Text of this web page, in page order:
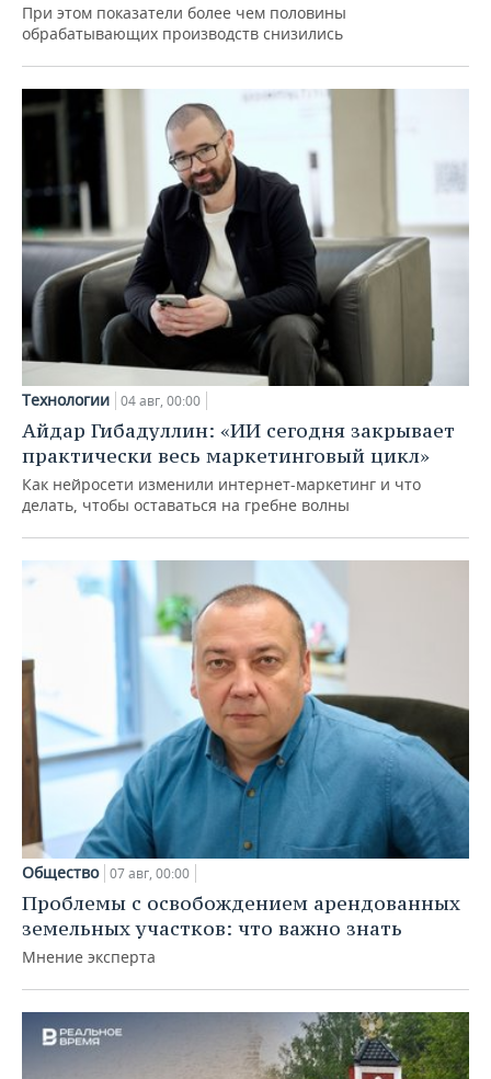
При этом показатели более чем половины
обрабатывающих производств снизились
Технологии 04 авг, 00:00
Айдар Гибадуллин: «ИИ сегодня закрывает
практически весь маркетинговый цикл»
Как нейросети изменили интернет-маркетинг и что
делать, чтобы оставаться на гребне волны
Общество 07 авг, 00:00
Проблемы с освобождением арендованных
земельных участков: что важно знать
Мнение эксперта